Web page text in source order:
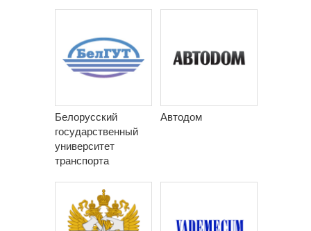
Белорусский
государственный
университет
транспорта
Автодом